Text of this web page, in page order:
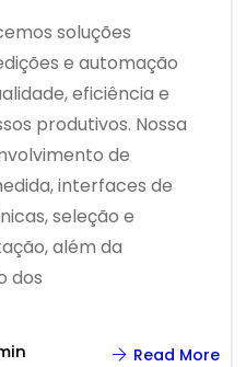
soluções
e automação
eficiência e
produtivos. Nossa
de
interfaces de
seleção e
além da
dos
Read More